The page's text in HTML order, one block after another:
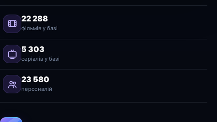
22 288
фільмів у базі
5 303
серіалів у базі
23 580
персоналій